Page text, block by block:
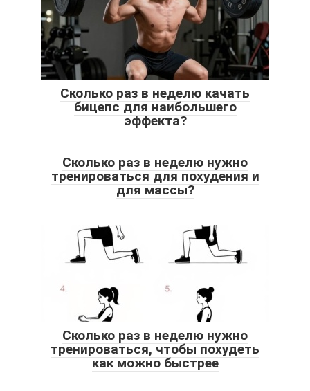
Сколько раз в неделю качать
бицепс для наибольшего
эффекта?
Сколько раз в неделю нужно
тренироваться для похудения и
для массы?
Сколько раз в неделю нужно
тренироваться, чтобы похудеть
как можно быстрее